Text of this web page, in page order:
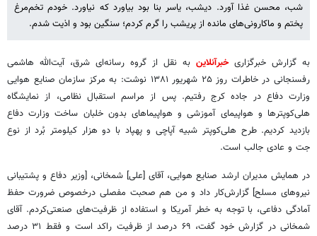
شب، محسن غذا آورد. دیشب، یاسر بنا بود بیاورد که نیاورد. خودم تخم‌مرغ
پختم و ماکارونی‌های مانده از پریشب را گرم کردم؛ سنگین بود و اذیت شدم.
به گزارش خبرگزاریخبرآنلاین به نقل از گروه رسانه‌ای شرق، آیت‌الله هاشمی
رفسنجانی در خاطرات روز ۲۵ شهریور ۱۳۸۱ نوشت: به مرکز سازمان صنایع هوایی
وزارت دفاع در جاده کرج رفتیم. پس از مراسم استقبال نظامی، از نمایشگاه
هلی‌کوپترها و هواپیمای آموزشی و هواپیماهای بدون خلبان ساخت وزارت دفاع
بازدید کردیم. طرح هلی‌کوپتر شبیه آپاچی و پهپاد با دو هزار کیلومتر بُرد از نوع
جت و عادی جالب است.
در همایش مدیران ارشد صنایع هوایی، آقای [علی] شمخانی، [وزیر دفاع و پشتیبانی
نیروهای مسلح] گزارش‌کار داد و من هم صحبت مفصلی درخصوص ضرورت حفظ
آمادگی دفاعی، با توجه به خطر آمریکا و استفاده از ظرفیت‌های صنعتی‌کردم. آقای
شمخانی در گزارش خود گفت، ۶۹ درصد از ظرفیت راکد است و فقط ۳۱ درصد